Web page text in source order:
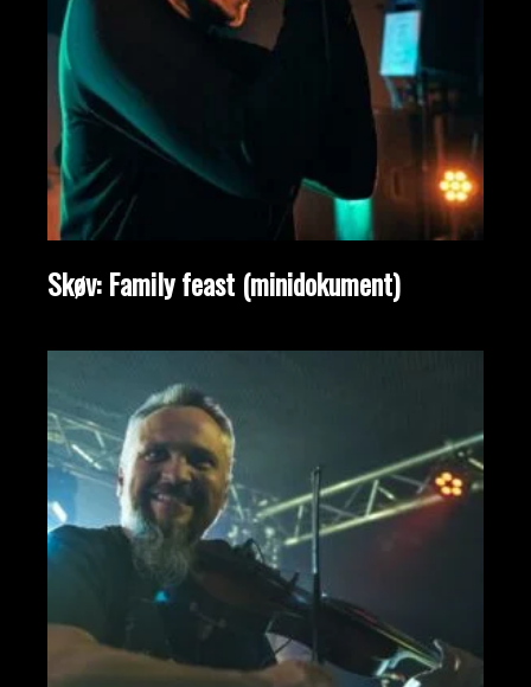
Skøv: Family feast (minidokument)